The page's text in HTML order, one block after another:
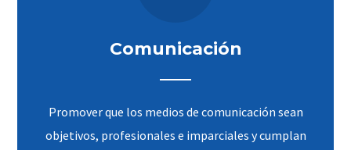
Comunicación
Promover que los medios de comunicación sean
objetivos, profesionales e imparciales y cumplan